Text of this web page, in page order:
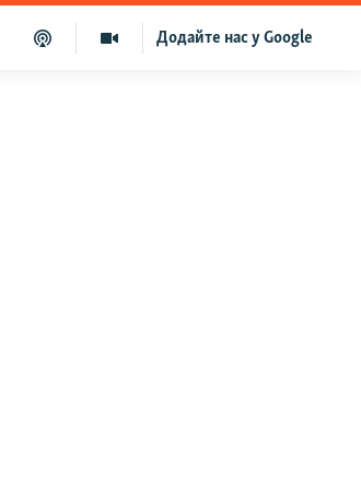
Додайте нас у Google